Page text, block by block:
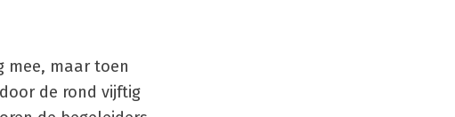
mee, maar toen
de rond vijftig